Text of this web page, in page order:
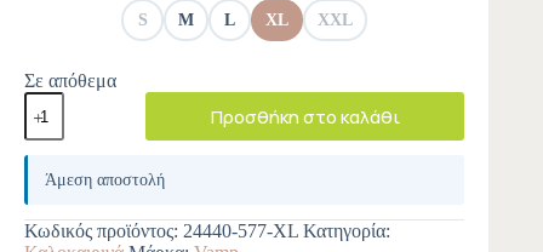
S M L XL XXL
Σε απόθεμα
Προσθήκη στο καλάθι
A
e
r
Άμεση αποστολή
Κωδικός προϊόντος: 24440-577-XL Κατηγορία: